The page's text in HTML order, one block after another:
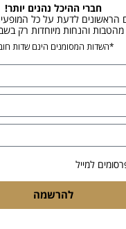
חברי ההיכל נהנים יותר!
הראשונים לדעת על כל
מהטבות והנחות מיוחדות רק
*השדות המסומנים הינם שדות
למייל
להרשמה